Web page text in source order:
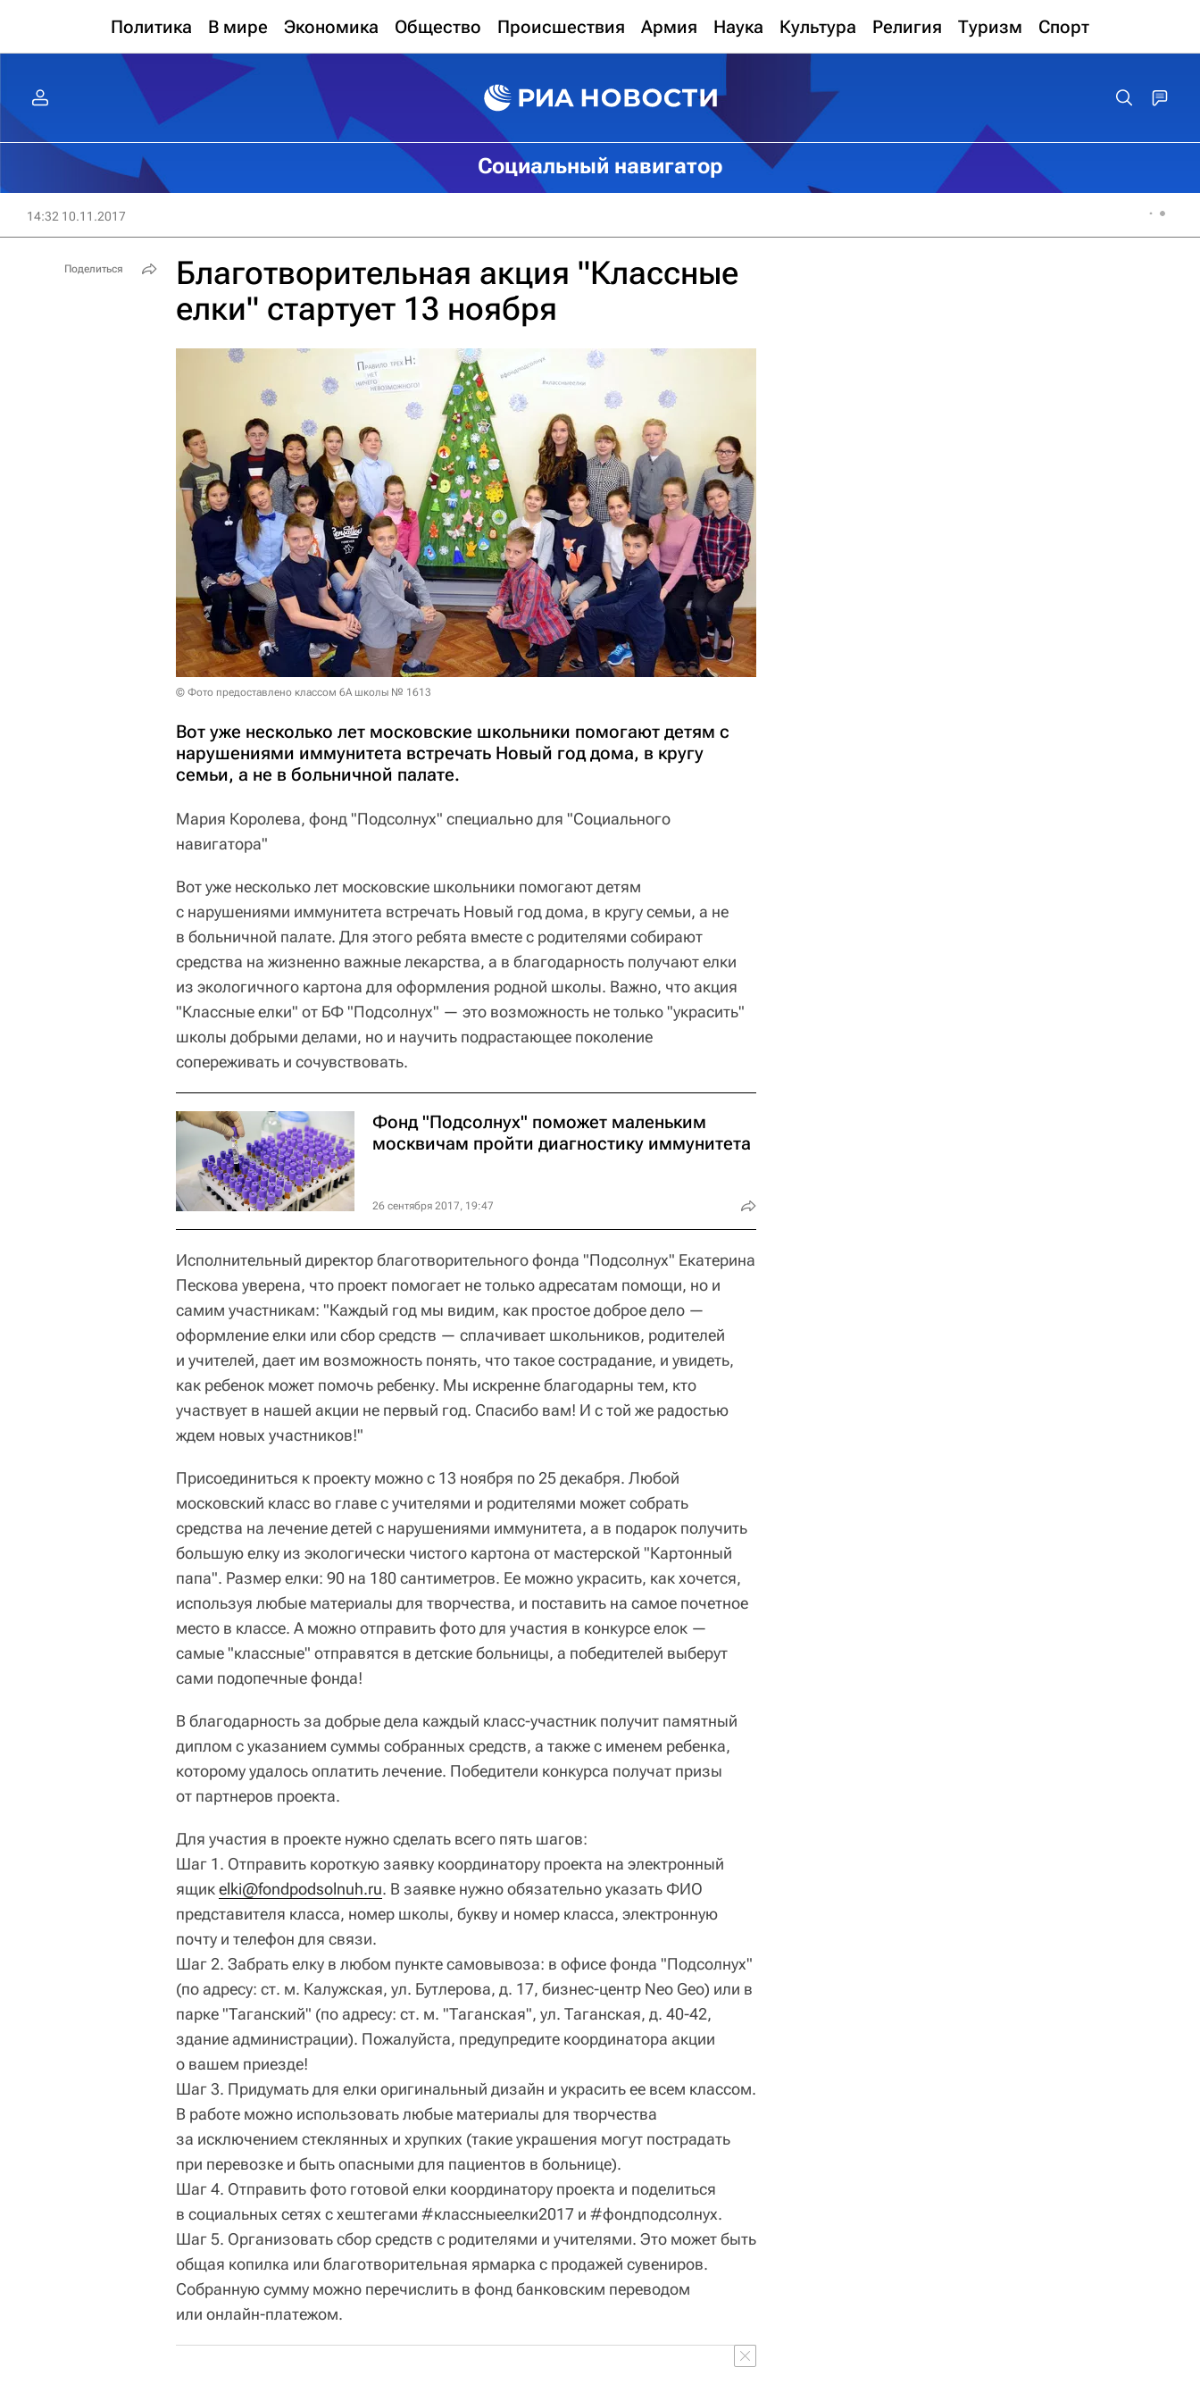
Политика В мире Экономика Общество Происшествия Армия Наука Культура Религия Туризм Спорт
Социальный навигатор
14:32 10.11.2017
Благотворительная акция "Классные
елки" стартует 13 ноября
© Фото предоставлено классом 6А школы № 1613
Вот уже несколько лет московские школьники помогают детям с
нарушениями иммунитета встречать Новый год дома, в кругу
семьи, а не в больничной палате.
Мария Королева, фонд "Подсолнух" специально для "Социального
навигатора"
Вот уже несколько лет московские школьники помогают детям
с нарушениями иммунитета встречать Новый год дома, в кругу семьи, а не
в больничной палате. Для этого ребята вместе с родителями собирают
средства на жизненно важные лекарства, а в благодарность получают елки
из экологичного картона для оформления родной школы. Важно, что акция
"Классные елки" от БФ "Подсолнух" — это возможность не только "украсить"
школы добрыми делами, но и научить подрастающее поколение
сопереживать и сочувствовать.
Фонд "Подсолнух" поможет маленьким
москвичам пройти диагностику иммунитета
26 сентября 2017, 19:47
Исполнительный директор благотворительного фонда "Подсолнух" Екатерина
Пескова уверена, что проект помогает не только адресатам помощи, но и
самим участникам: "Каждый год мы видим, как простое доброе дело —
оформление елки или сбор средств — сплачивает школьников, родителей
и учителей, дает им возможность понять, что такое сострадание, и увидеть,
как ребенок может помочь ребенку. Мы искренне благодарны тем, кто
участвует в нашей акции не первый год. Спасибо вам! И с той же радостью
ждем новых участников!"
Присоединиться к проекту можно с 13 ноября по 25 декабря. Любой
московский класс во главе с учителями и родителями может собрать
средства на лечение детей с нарушениями иммунитета, а в подарок получить
большую елку из экологически чистого картона от мастерской "Картонный
папа". Размер елки: 90 на 180 сантиметров. Ее можно украсить, как хочется,
используя любые материалы для творчества, и поставить на самое почетное
место в классе. А можно отправить фото для участия в конкурсе елок —
самые "классные" отправятся в детские больницы, а победителей выберут
сами подопечные фонда!
В благодарность за добрые дела каждый класс-участник получит памятный
диплом с указанием суммы собранных средств, а также с именем ребенка,
которому удалось оплатить лечение. Победители конкурса получат призы
от партнеров проекта.
Для участия в проекте нужно сделать всего пять шагов:
Шаг 1. Отправить короткую заявку координатору проекта на электронный
ящикelki@fondpodsolnuh.ru. В заявке нужно обязательно указать ФИО
представителя класса, номер школы, букву и номер класса, электронную
почту и телефон для связи.
Шаг 2. Забрать елку в любом пункте самовывоза: в офисе фонда "Подсолнух"
(по адресу: ст. м. Калужская, ул. Бутлерова, д. 17, бизнес-центр Neo Geo) или в
парке "Таганский" (по адресу: ст. м. "Таганская", ул. Таганская, д. 40-42,
здание администрации). Пожалуйста, предупредите координатора акции
о вашем приезде!
Шаг 3. Придумать для елки оригинальный дизайн и украсить ее всем классом.
В работе можно использовать любые материалы для творчества
за исключением стеклянных и хрупких (такие украшения могут пострадать
при перевозке и быть опасными для пациентов в больнице).
Шаг 4. Отправить фото готовой елки координатору проекта и поделиться
в социальных сетях с хештегами #классныеелки2017 и #фондподсолнух.
Шаг 5. Организовать сбор средств с родителями и учителями. Это может быть
общая копилка или благотворительная ярмарка с продажей сувениров.
Собранную сумму можно перечислить в фонд банковским переводом
или онлайн-платежом.
Поделиться